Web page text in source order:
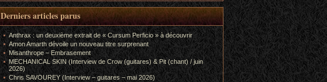
Derniers articles parus
Anthrax : un deuxième extrait de « Cursum Perficio » à découvrir
Amon Amarth dévoile un nouveau titre surprenant
Misanthrope – Embrasement
MECHANICAL SKIN (Interview de Crow (guitares) & Pit (chant) / juin
2026)
Chris SAVOUREY (Interview – guitares – mai 2026)